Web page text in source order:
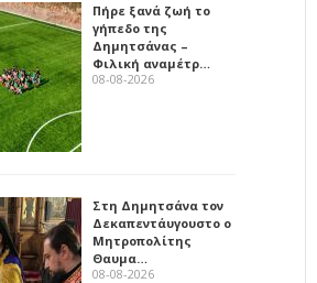
Πήρε ξανά ζωή το
γήπεδο της
Δημητσάνας –
Φιλική αναμέτρ…
08-08-2026
Στη Δημητσάνα τον
Δεκαπεντάυγουστο ο
Μητροπολίτης
Θαυμα…
08-08-2026